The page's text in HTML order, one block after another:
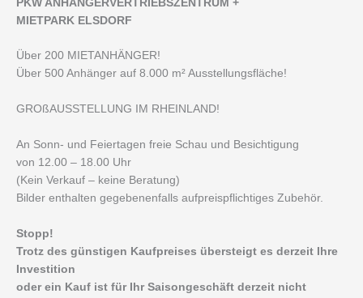
PKW ANHÄNGERVERTRIEBSZENTRUM +
MIETPARK ELSDORF
Über 200 MIETANHÄNGER!
Über 500 Anhänger auf 8.000 m² Ausstellungsfläche!
GROßAUSSTELLUNG IM RHEINLAND!
An Sonn- und Feiertagen freie Schau und Besichtigung
von 12.00 – 18.00 Uhr
(Kein Verkauf – keine Beratung)
Bilder enthalten gegebenenfalls aufpreispflichtiges Zubehör.
Stopp!
Trotz des günstigen Kaufpreises übersteigt es derzeit Ihre
Investition
oder ein Kauf ist für Ihr Saisongeschäft derzeit nicht